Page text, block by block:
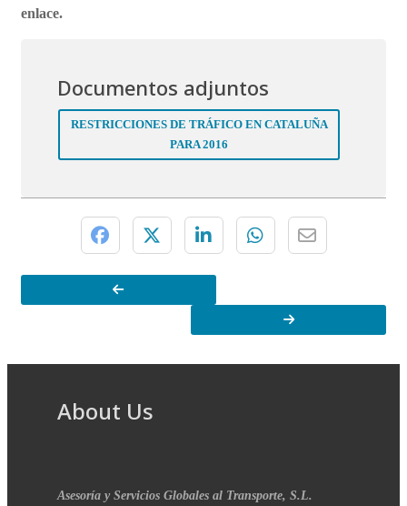
enlace.
Documentos adjuntos
RESTRICCIONES DE TRÁFICO EN CATALUÑA
PARA 2016
About Us
Asesoría y Servicios Globales al Transporte, S.L.